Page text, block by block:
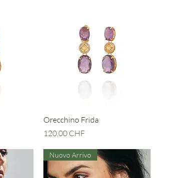
Vista rapida
Orecchino Frida
Prezzo
120,00 CHF
Nuovo Arrivo